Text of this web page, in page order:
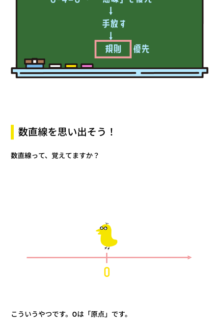
数直線を思い出そう！
数直線って、覚えてますか？
こういうやつです。0は「原点」です。